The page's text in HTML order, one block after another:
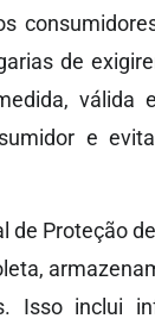
de
válida
e
Proteção
Isso inclui